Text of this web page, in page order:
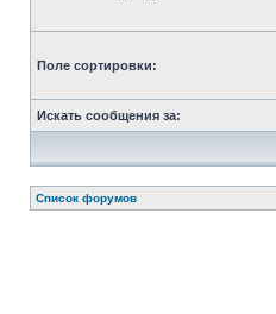
Поле сортировки:
Искать сообщения за:
Список форумов